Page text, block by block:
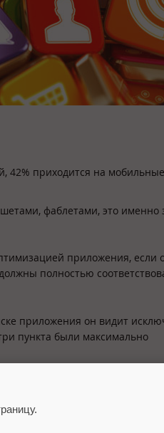
42% приходится на мобильные
фаблетами, это именно
приложения, если
полностью
приложения он видит
пункта были максимально
изучить их, сделать
сообщать на страничке